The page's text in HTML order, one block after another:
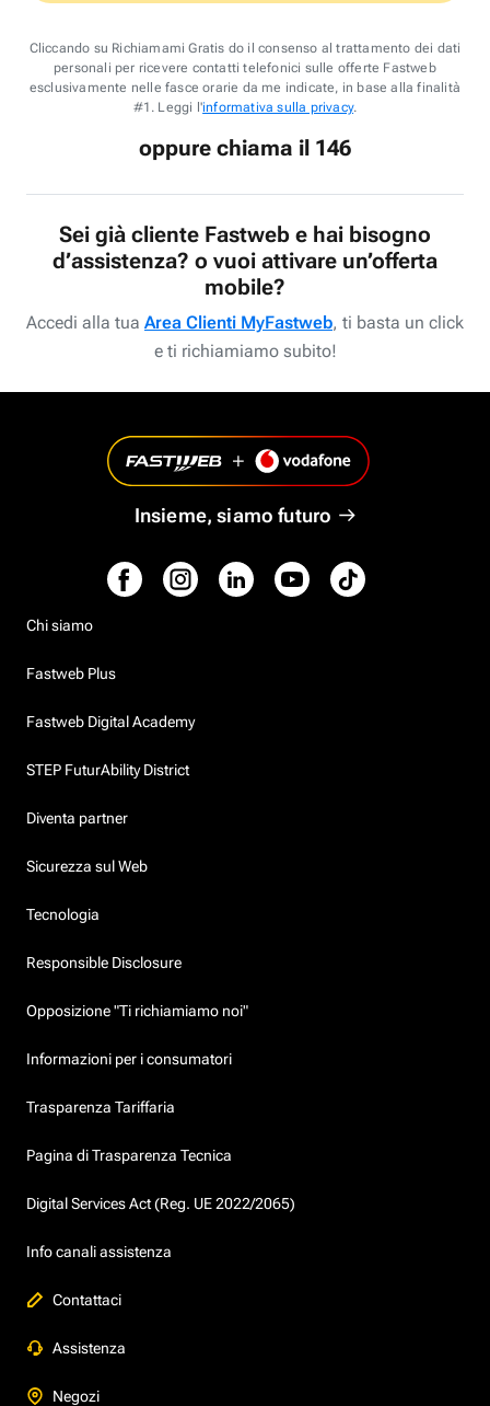
Cliccando su Richiamami Gratis do il consenso al trattamento dei dati
personali per ricevere contatti telefonici sulle offerte Fastweb
esclusivamente nelle fasce orarie da me indicate, in base alla finalità
#1. Leggi l'informativa sulla privacy.
oppure chiama il 146
Sei già cliente Fastweb e hai bisogno
d’assistenza? o vuoi attivare un’offerta
mobile?
Accedi alla tua Area Clienti MyFastweb, ti basta un click
e ti richiamiamo subito!
Insieme, siamo futuro
Chi siamo
Fastweb Plus
Fastweb Digital Academy
STEP FuturAbility District
Diventa partner
Sicurezza sul Web
Tecnologia
Responsible Disclosure
Opposizione "Ti richiamiamo noi"
Informazioni per i consumatori
Trasparenza Tariffaria
Pagina di Trasparenza Tecnica
Digital Services Act (Reg. UE 2022/2065)
Info canali assistenza
Contattaci
Assistenza
Negozi